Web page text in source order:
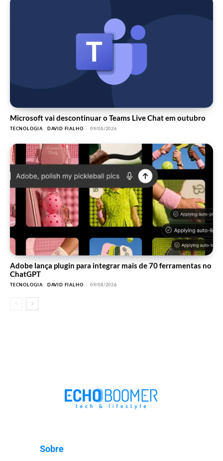
Microsoft vai descontinuar o Teams Live Chat em outubro
TECNOLOGIA DAVID FIALHO - 09/08/2026
Adobe lança plugin para integrar mais de 70 ferramentas no
ChatGPT
TECNOLOGIA DAVID FIALHO - 09/08/2026
Sobre